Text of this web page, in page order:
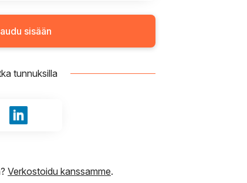
sisään
tunnuksilla
Kirjaudu sisään tunnuksilla LinkedIn
Verkostoidu kanssamme.